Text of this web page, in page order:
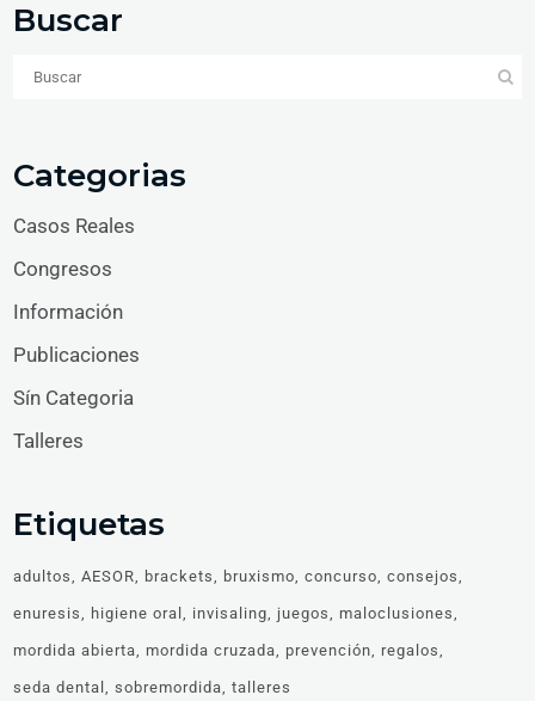
Buscar
Categorias
Casos Reales
Congresos
Información
Publicaciones
Sín Categoria
Talleres
Etiquetas
adultos AESOR brackets bruxismo concurso consejos
enuresis higiene oral invisaling juegos maloclusiones
mordida abierta mordida cruzada prevención regalos
seda dental sobremordida talleres